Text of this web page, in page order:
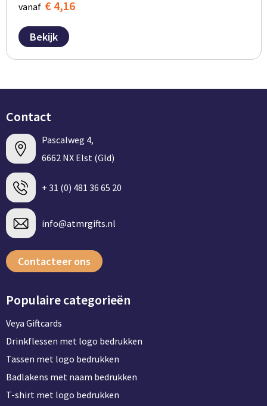
vanaf € 4,16
Bekijk
Contact
Pascalweg 4,
6662 NX Elst (Gld)
+ 31 (0) 481 36 65 20
info@atmrgifts.nl
Contacteer ons
Populaire categorieën
Veya Giftcards
Drinkflessen met logo bedrukken
Tassen met logo bedrukken
Badlakens met naam bedrukken
T-shirt met logo bedrukken